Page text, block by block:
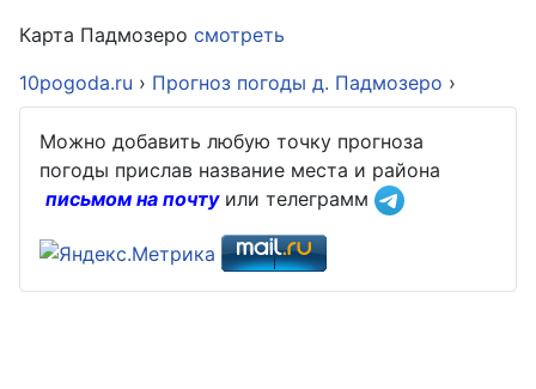
Карта Падмозеро смотреть
10pogoda.ru › Прогноз погоды д. Падмозеро ›
Можно добавить любую точку прогноза
погоды прислав название места и района
письмом на почтуили телеграмм